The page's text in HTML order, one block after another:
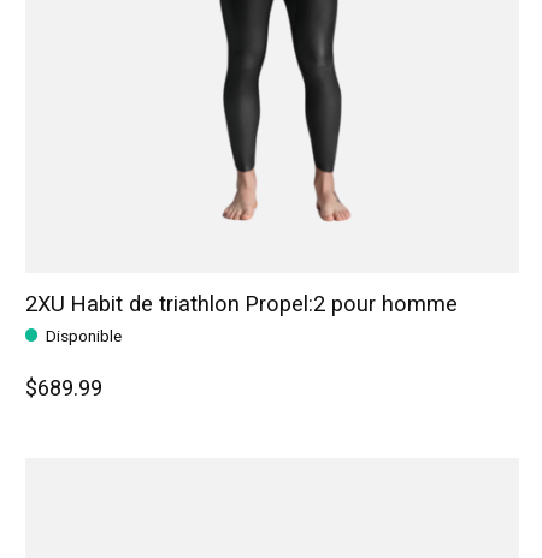
2XU Habit de triathlon Propel:2 pour homme
Disponible
$689.99